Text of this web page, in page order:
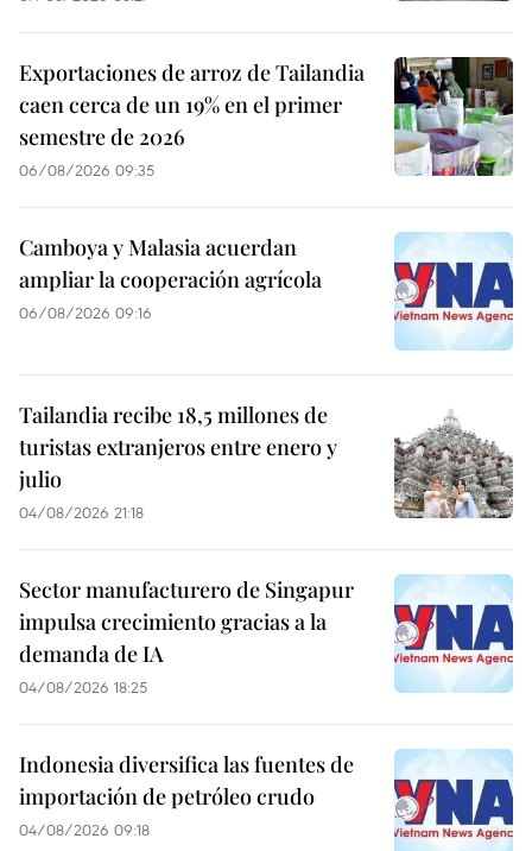
Exportaciones de arroz de Tailandia
caen cerca de un 19% en el primer
semestre de 2026
06/08/2026 09:35
Camboya y Malasia acuerdan
ampliar la cooperación agrícola
06/08/2026 09:16
Tailandia recibe 18,5 millones de
turistas extranjeros entre enero y
julio
04/08/2026 21:18
Sector manufacturero de Singapur
impulsa crecimiento gracias a la
demanda de IA
04/08/2026 18:25
Indonesia diversifica las fuentes de
importación de petróleo crudo
04/08/2026 09:18